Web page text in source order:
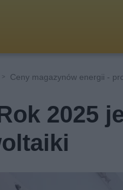
Ceny magazynów energii -
2025